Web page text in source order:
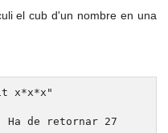
el cub d'un nombre en una
x*x*x"
Ha de retornar 27